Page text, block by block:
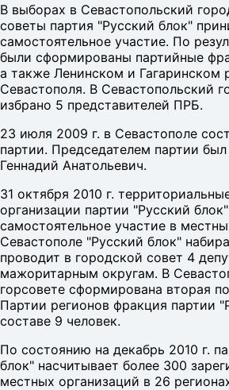
В выборах в Севастопольский
советы партия "Русский блок"
самостоятельное участие. По
были сформированы партийные
а также Ленинском и Гагаринском
Севастополя. В Севастопольский
избрано 5 представителей ПРБ.
23 июля 2009 г. в Севастополе
партии. Председателем партии
Геннадий Анатольевич.
31 октября 2010 г.
организации партии "Русский
самостоятельное участие в
Севастополе "Русский блок"
проводит в городской совет 4
мажоритарным округам. В
горсовете сформирована вторая
Партии регионов фракция партии
составе 9 человек.
По состоянию на декабрь 2010 г.
блок" насчитывает более 300
местных организаций в 26